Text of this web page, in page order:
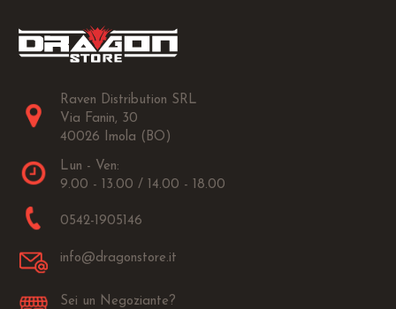
Raven Distribution SRL
Via Fanin, 30
40026 Imola (BO)
Lun - Ven:
9.00 - 13.00 / 14.00 - 18.00
0542-1905146
info@dragonstore.it
Sei un Negoziante?